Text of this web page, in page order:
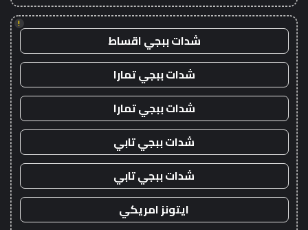
!
شدات ببجي اقساط
شدات ببجي تمارا
شدات ببجي تمارا
شدات ببجي تابي
شدات ببجي تابي
ايتونز امريكي